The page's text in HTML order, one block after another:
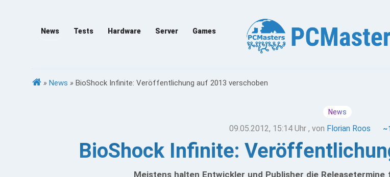
News Tests Hardware Server Games
» News » BioShock Infinite: Veröffentlichung auf 2013 verschoben
News
09.05.2012, 15:14 Uhr , von Florian Roos
BioShock Infinite:
Meistens halten Entwickler und Publisher die